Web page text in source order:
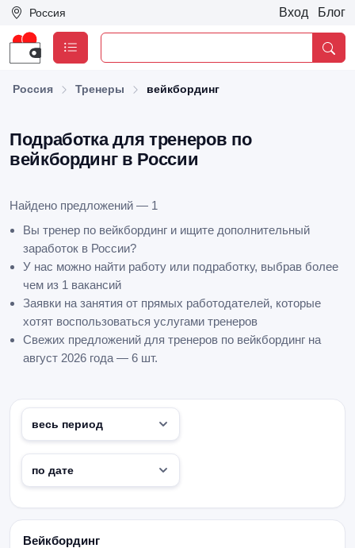
Россия Вход Блог
Россия Тренеры вейкбординг
Подработка для тренеров по
вейкбординг в России
Найдено предложений — 1
Вы тренер по вейкбординг и ищите дополнительный
заработок в России?
У нас можно найти работу или подработку, выбрав более
чем из 1 вакансий
Заявки на занятия от прямых работодателей, которые
хотят воспользоваться услугами тренеров
Свежих предложений для тренеров по вейкбординг на
август 2026 года — 6 шт.
Вейкбординг